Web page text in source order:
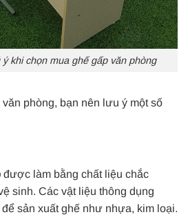
khi chọn mua ghế gấp văn phòng
phòng, bạn nên lưu ý một số
được làm bằng chất liệu chắc
sinh. Các vật liệu thông dụng
sản xuất ghế như nhựa, kim loại.